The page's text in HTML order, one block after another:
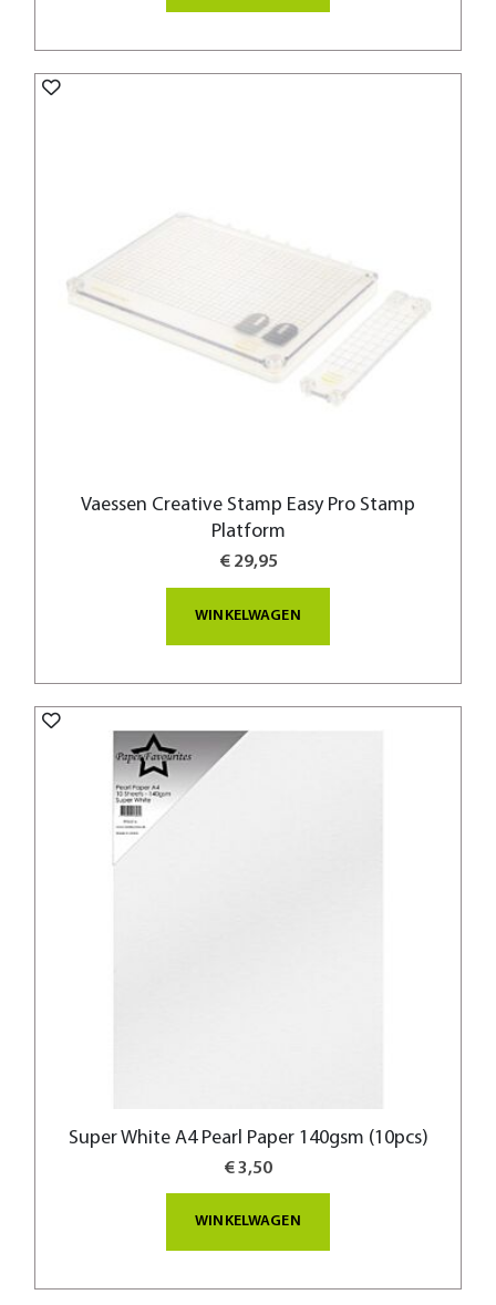
Vaessen Creative Stamp Easy Pro Stamp
Platform
€ 29,95
WINKELWAGEN
Super White A4 Pearl Paper 140gsm (10pcs)
€ 3,50
WINKELWAGEN